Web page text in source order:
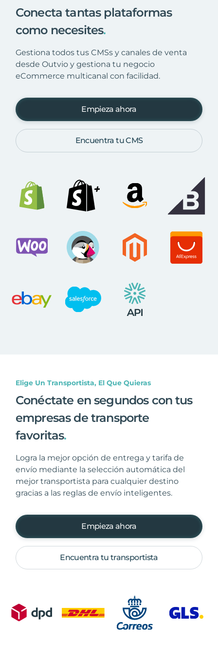
Conecta tantas plataformas
como necesites.
Gestiona todos tus CMSs y canales de venta
desde Outvio y gestiona tu negocio
eCommerce multicanal con facilidad.
Empieza ahora
Encuentra tu CMS
Elige Un Transportista, El Que Quieras
Conéctate en segundos con tus
empresas de transporte
favoritas.
Logra la mejor opción de entrega y tarifa de
envío mediante la selección automática del
mejor transportista para cualquier destino
gracias a las reglas de envío inteligentes.
Empieza ahora
Encuentra tu transportista